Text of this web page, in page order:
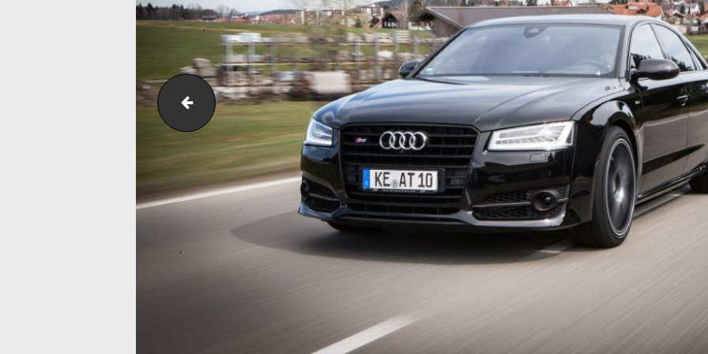
abt_s8_plus_735hp_001__093755700_2316_29112016